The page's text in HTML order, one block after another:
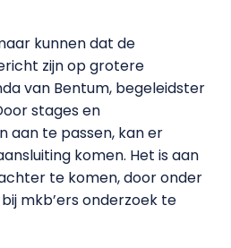
kunnen dat de
zijn op grotere
van Bentum, begeleidster
stages en
aan te passen, kan er
komen. Het is aan
te komen, door onder
mkb’ers onderzoek te